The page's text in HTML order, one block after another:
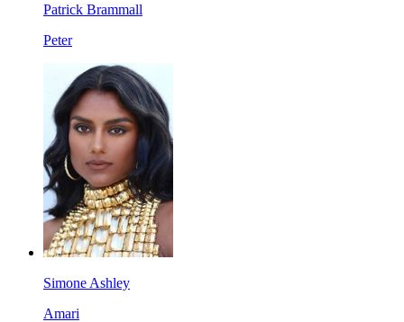
Patrick Brammall
Peter
Simone Ashley
Amari